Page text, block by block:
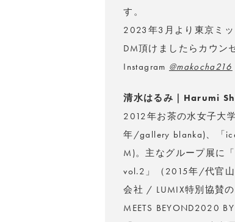
す。
2023年3月より東京ミ
DM頂けましたらカウン
Instagram @makocha216
清水はるみ｜Harumi
2012年お茶の水女子大
年/gallery blanka)、「
M)。主なグループ展に
vol.2」（2015年/代官
会社 / LUMIX特別協賛
MEETS BEYOND2020